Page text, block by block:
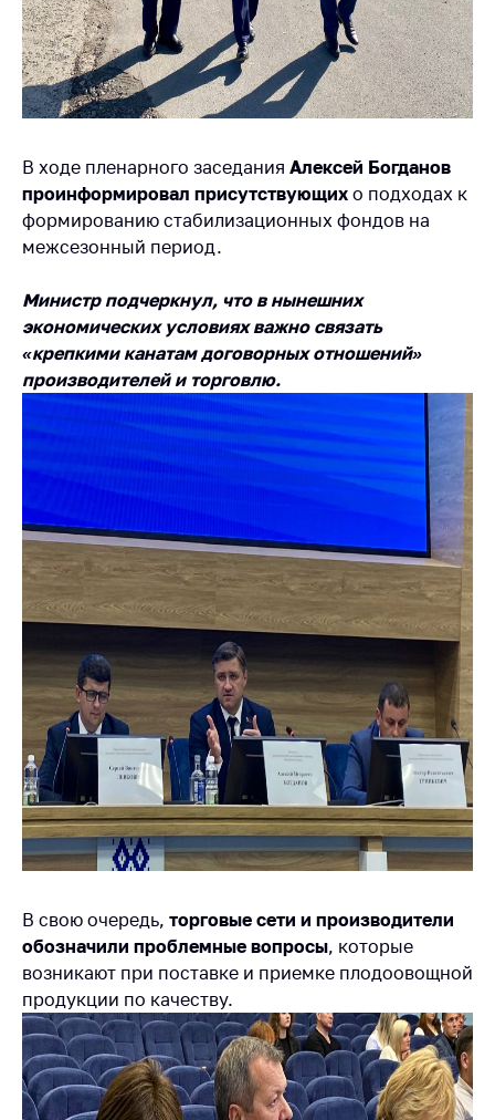
Горячая линия
Электронные
обращения
цен на товары
Сообщить о росте
цен на лекарства и
медицинские
Контакты
Адрес и режим
работы
Приемная
Министра
Горячая линия
Пресс-служба
Вышестоящий
государственный
орган
Сообщить о росте
цен
Ценообразование
на лекарственные
средства, изделия
медицинского
назначения и
медицинскую
Решение Комиссии
по установлению
факта нарушения
(отсутствия)
нарушения
антимонопольного
законодательства
Предостережения и
В ходе пленарного заседания Алексей Богданов
проинформировал присутствующих о подходах к
формированию стабилизационных фондов на
межсезонный период.
Министр подчеркнул, что в нынешних
экономических условиях важно связать
«крепкими канатам договорных отношений»
производителей и торговлю.
В свою очередь, торговые сети и производители
обозначили проблемные вопросы, которые
возникают при поставке и приемке плодоовощной
продукции по качеству.